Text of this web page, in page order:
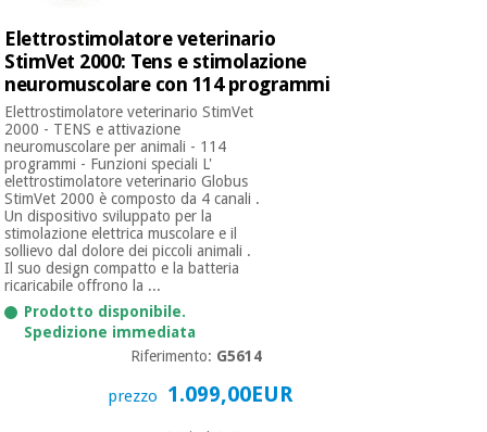
Ortopedia
Strumenti
chirurgici
(liquidazione)
Elettrostimolatore veterinario
StimVet 2000: Tens e stimolazione
neuromuscolare con 114 programmi
Elettrostimolatore veterinario StimVet
2000 - TENS e attivazione
neuromuscolare per animali - 114
programmi - Funzioni speciali L'
elettrostimolatore veterinario Globus
StimVet 2000 è composto da 4 canali .
Un dispositivo sviluppato per la
stimolazione elettrica muscolare e il
sollievo dal dolore dei piccoli animali .
Il suo design compatto e la batteria
ricaricabile offrono la ...
Prodotto disponibile.
Spedizione immediata
Riferimento: G5614
prezzo 1.099,00EUR